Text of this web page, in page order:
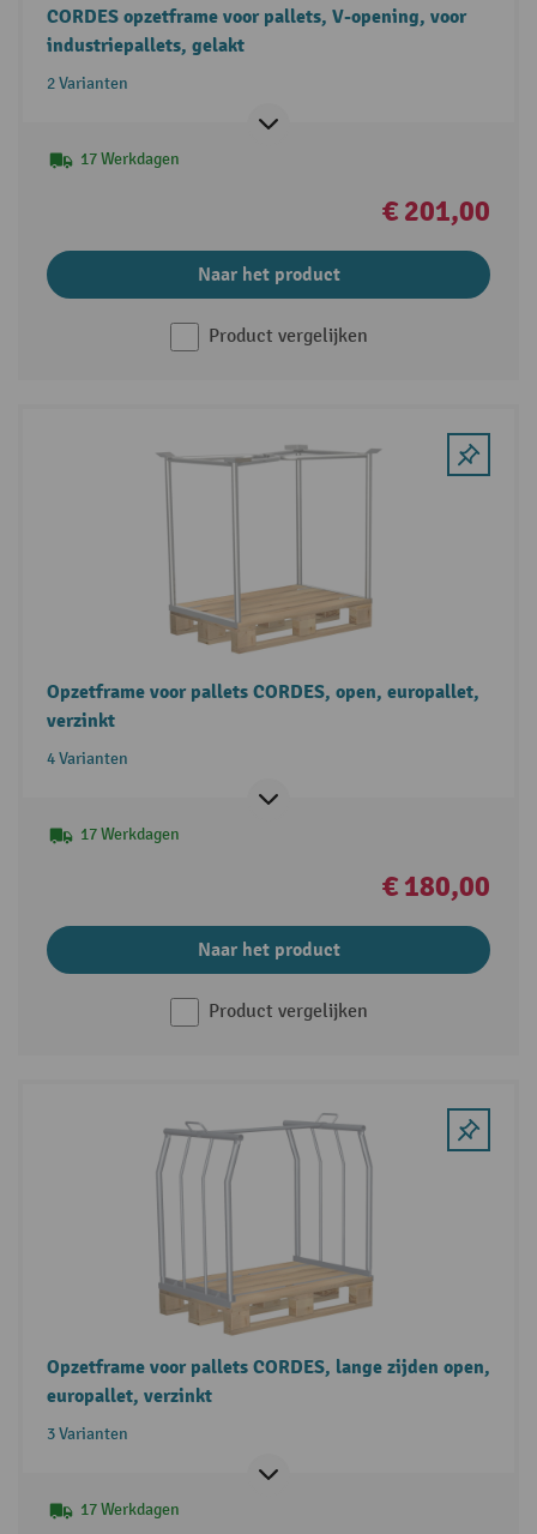
CORDES opzetframe voor pallets, V-opening, voor
industriepallets, gelakt
2 Varianten
17 Werkdagen
€ 201,00
Naar het product
Product vergelijken
Opzetframe voor pallets CORDES, open, europallet,
verzinkt
4 Varianten
17 Werkdagen
€ 180,00
Naar het product
Product vergelijken
Opzetframe voor pallets CORDES, lange zijden open,
europallet, verzinkt
3 Varianten
17 Werkdagen